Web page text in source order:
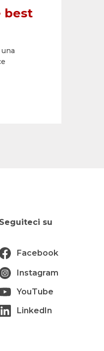
best
Seguiteci su
Facebook
Instagram
YouTube
LinkedIn